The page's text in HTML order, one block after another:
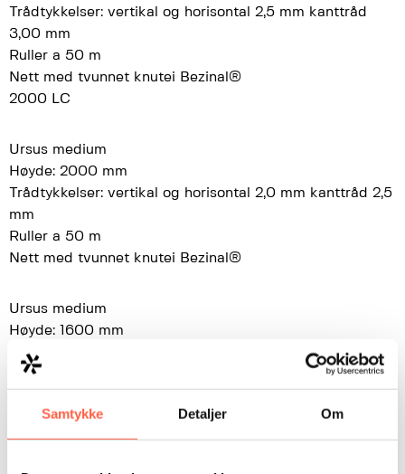
Samtykke Detaljer Om
Trådtykkelser: vertikal og horisontal 2,5 mm kanttråd
3,00 mm
Ruller a 50 m
Nett med tvunnet knutei Bezinal®
2000 LC
Ursus medium
Høyde: 2000 mm
Trådtykkelser: vertikal og horisontal 2,0 mm kanttråd 2,5
mm
Ruller a 50 m
Nett med tvunnet knutei Bezinal®
Ursus medium
Høyde: 1600 mm
Trådtykkelser: vertikal og horisontal 2,0 mm kanttråd 2,5
mm
Nett med tvunnet knutei Bezinal®
2000 LC